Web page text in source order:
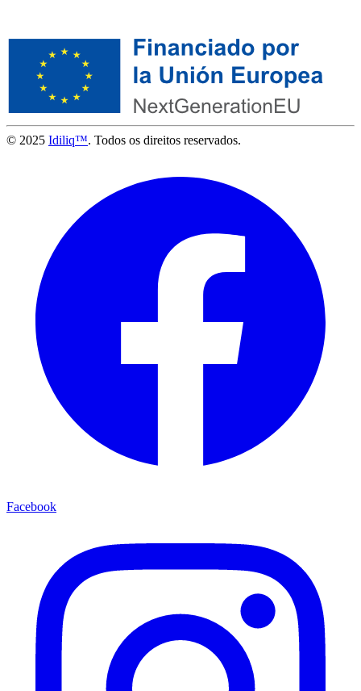
© 2025 Idiliq™. Todos os direitos reservados.
Facebook